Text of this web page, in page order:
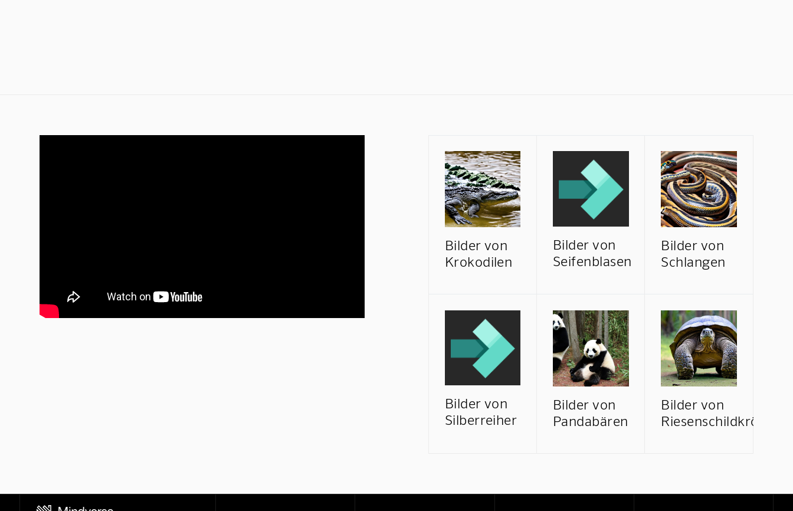
Mindverse Support
Bilder von
Krokodilen
Bilder von
Seifenblasen
Bilder von
Schlangen
Bilder von
Silberreiher
Bilder von
Pandabären
Bilder von
Riesenschildkröten